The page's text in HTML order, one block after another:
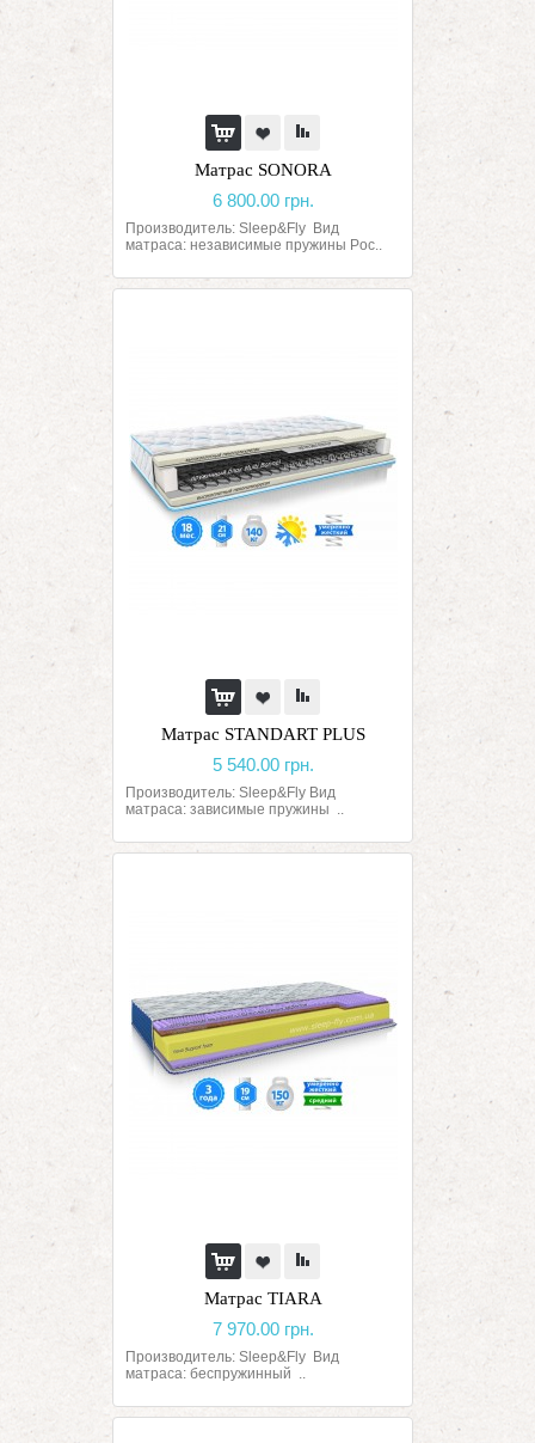
Матрас SONORA
6 800.00 грн.
Производитель: Sleep&Fly Вид
матраса: независимые пружины Poc..
Матрас STANDART PLUS
5 540.00 грн.
Производитель: Sleep&Fly Вид
матраса: зависимые пружины ..
Матрас TIARA
7 970.00 грн.
Производитель: Sleep&Fly Вид
матраса: беспружинный ..